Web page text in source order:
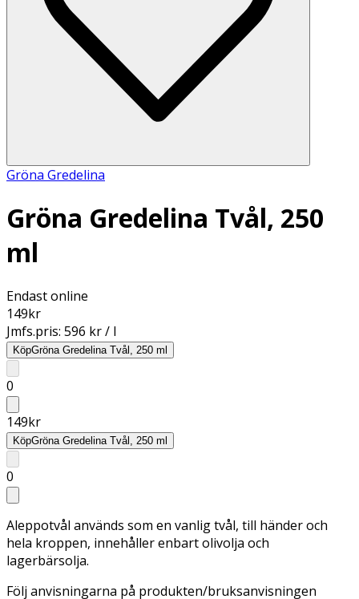
Gröna Gredelina
Gröna Gredelina Tvål, 250
ml
Endast online
149kr
Jmfs.pris: 596 kr / l
KöpGröna Gredelina Tvål, 250 ml
0
149kr
KöpGröna Gredelina Tvål, 250 ml
0
Aleppotvål används som en vanlig tvål, till händer och
hela kroppen, innehåller enbart olivolja och
lagerbärsolja.
Följ anvisningarna på produkten/bruksanvisningen